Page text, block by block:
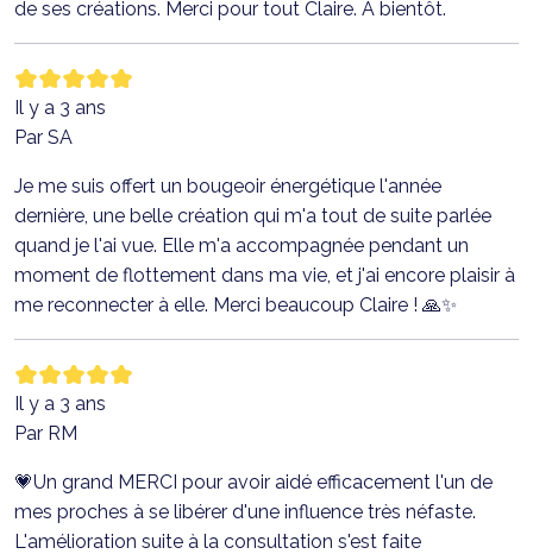
de ses créations. Merci pour tout Claire. A bientôt.
Il y a 3 ans
Par SA
Je me suis offert un bougeoir énergétique l'année
dernière, une belle création qui m'a tout de suite parlée
quand je l'ai vue. Elle m'a accompagnée pendant un
moment de flottement dans ma vie, et j'ai encore plaisir à
me reconnecter à elle. Merci beaucoup Claire ! 🙏✨
Il y a 3 ans
Par RM
💗Un grand MERCI pour avoir aidé efficacement l'un de
mes proches à se libérer d'une influence très néfaste.
L'amélioration suite à la consultation s'est faite